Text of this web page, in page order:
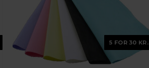
5 FOR 30 KR.